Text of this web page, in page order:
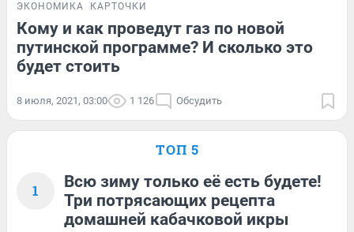
ЭКОНОМИКА КАРТОЧКИ
Кому и как проведут газ по новой
путинской программе? И сколько это
будет стоить
8 июля, 2021, 03:00 1 126 Обсудить
ТОП 5
1
Всю зиму только её есть будете!
Три потрясающих рецепта
домашней кабачковой икры